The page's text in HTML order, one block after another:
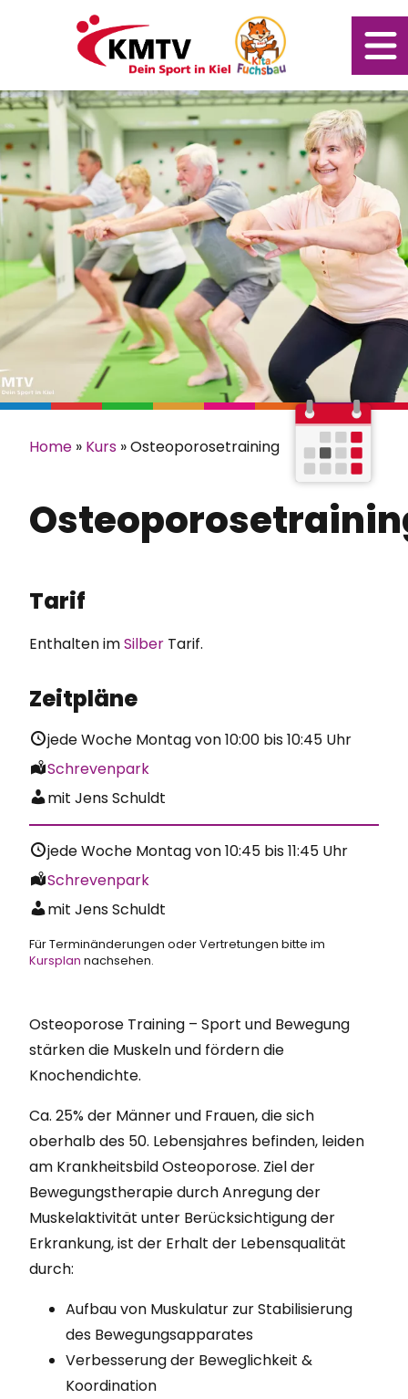
Mitgliederportal
Home » Kurs »Osteoporosetraining
Osteoporose Training – Sport und Bewegung
stärken die Muskeln und fördern die
Knochendichte.
Ca. 25% der Männer und Frauen, die sich
oberhalb des 50. Lebensjahres befinden, leiden
am Krankheitsbild Osteoporose. Ziel der
Bewegungstherapie durch Anregung der
Muskelaktivität unter Berücksichtigung der
Erkrankung, ist der Erhalt der Lebensqualität
durch:
Aufbau von Muskulatur zur Stabilisierung
des Bewegungsapparates
Verbesserung der Beweglichkeit &
Koordination
Tarif
Enthalten imSilber Tarif.
Zeitpläne
jede Woche Montag von10:00 bis10:45 Uhr
Schrevenpark
mit Jens Schuldt
jede Woche Montag von10:45 bis11:45 Uhr
Schrevenpark
mit Jens Schuldt
Für Terminänderungen oder Vertretungen bitte im
Kursplan nachsehen.